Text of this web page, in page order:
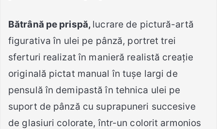
Bătrână pe prispă, lucrare de pictură-artă
figurativa în ulei pe pânză, portret trei
sferturi realizat în manieră realistă creație
originală pictat manual în tușe largi de
pensulă în demipastă în tehnica ulei pe
suport de pânză cu suprapuneri succesive
de glasiuri colorate, într-un colorit armonios